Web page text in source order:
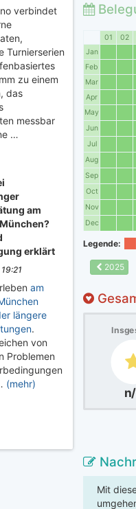
verbindet
Turnierserien
zu einem
das
messbar
…
am
erklärt
am
längere
.
von
Problemen
(mehr)
01 02
Jan
Feb
Mar
Apr
May
Jun
Jul
Aug
Sep
Oct
Nov
Dec
Legende:
2025
Mit